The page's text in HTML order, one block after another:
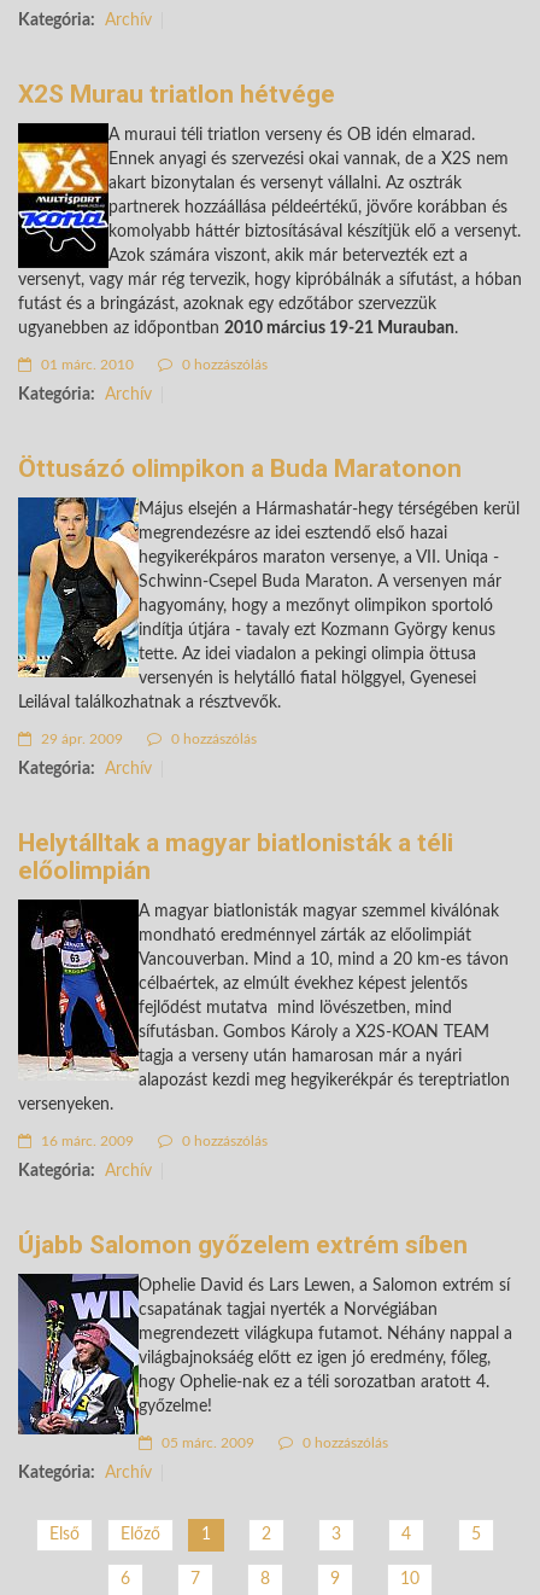
Kategória: Archív
X2S Murau triatlon hétvége
A muraui téli triatlon verseny és OB idén elmarad.
Ennek anyagi és szervezési okai vannak, de a X2S nem
akart bizonytalan és versenyt vállalni. Az osztrák
partnerek hozzáállása példeértékű, jövőre korábban és
komolyabb háttér biztosításával készítjük elő a versenyt.
Azok számára viszont, akik már betervezték ezt a
versenyt, vagy már rég tervezik, hogy kipróbálnák a sífutást, a hóban
futást és a bringázást, azoknak egy edzőtábor szervezzük
ugyanebben az időpontban 2010 március 19-21 Murauban.
01 márc. 2010 0 hozzászólás
Kategória: Archív
Öttusázó olimpikon a Buda Maratonon
Május elsején a Hármashatár-hegy térségében kerül
megrendezésre az idei esztendő első hazai
hegyikerékpáros maraton versenye, a VII. Uniqa -
Schwinn-Csepel Buda Maraton. A versenyen már
hagyomány, hogy a mezőnyt olimpikon sportoló
indítja útjára - tavaly ezt Kozmann György kenus
tette. Az idei viadalon a pekingi olimpia öttusa
versenyén is helytálló fiatal hölggyel, Gyenesei
Leilával találkozhatnak a résztvevők.
29 ápr. 2009 0 hozzászólás
Kategória: Archív
Helytálltak a magyar biatlonisták a téli
előolimpián
A magyar biatlonisták magyar szemmel kiválónak
mondható eredménnyel zárták az előolimpiát
Vancouverban. Mind a 10, mind a 20 km-es távon
célbaértek, az elmúlt évekhez képest jelentős
fejlődést mutatva mind lövészetben, mind
sífutásban. Gombos Károly a X2S-KOAN TEAM
tagja a verseny után hamarosan már a nyári
alapozást kezdi meg hegyikerékpár és tereptriatlon
versenyeken.
16 márc. 2009 0 hozzászólás
Kategória: Archív
Újabb Salomon győzelem extrém síben
Ophelie David és Lars Lewen, a Salomon extrém sí
csapatának tagjai nyerték a Norvégiában
megrendezett világkupa futamot. Néhány nappal a
világbajnoksáég előtt ez igen jó eredmény, főleg,
hogy Ophelie-nak ez a téli sorozatban aratott 4.
győzelme!
05 márc. 2009 0 hozzászólás
Kategória: Archív
Első Előző 1 2 3 4 5
6 7 8 9 10